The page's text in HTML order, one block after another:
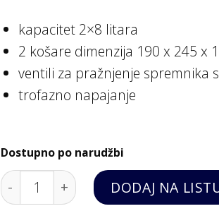
kapacitet 2×8 litara
2 košare dimenzija 190 x 245 x
ventili za pražnjenje spremnika
trofazno napajanje
Dostupno po narudžbi
Natpultna električna friteza FE-
DODAJ NA